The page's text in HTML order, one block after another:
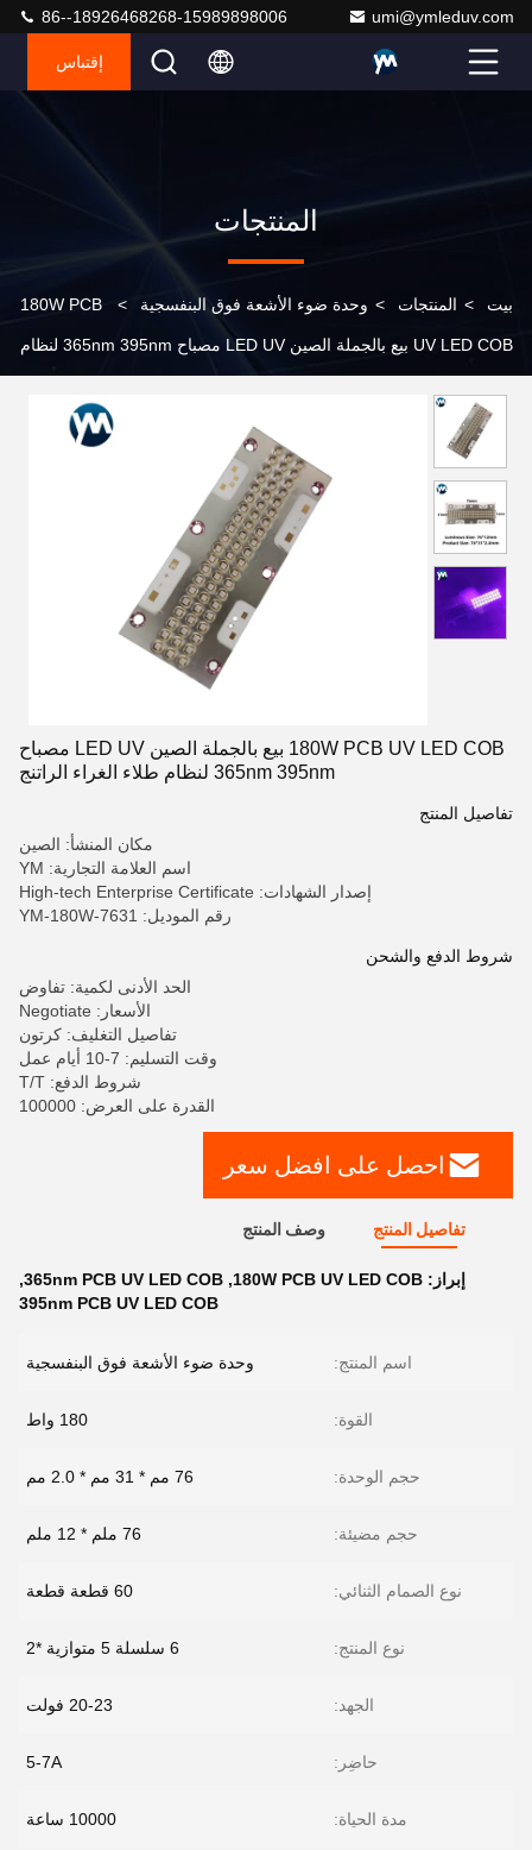
umi@ymleduv.com
86--18926468268-15989898006
إقتباس
المنتجات
بيت > المنتجات > وحدة ضوء الأشعة فوق البنفسجية >
180W PCB
UV LED COB بيع بالجملة الصين LED UV مصباح 365nm 395nm لنظام
180W PCB UV LED COB بيع بالجملة الصين LED UV مصباح
365nm 395nm لنظام طلاء الغراء الراتنج
تفاصيل المنتج
مكان المنشأ: الصين
اسم العلامة التجارية: YM
إصدار الشهادات: High-tech Enterprise Certificate
رقم الموديل: YM-180W-7631
شروط الدفع والشحن
الحد الأدنى لكمية: تفاوض
الأسعار: Negotiate
تفاصيل التغليف: كرتون
وقت التسليم: 7-10 أيام عمل
شروط الدفع: T/T
القدرة على العرض: 100000
احصل على افضل سعر
تفاصيل المنتج وصف المنتج
إبراز: 180W PCB UV LED COB
,
365nm PCB UV LED COB
,
395nm PCB UV LED COB
اسم المنتج: وحدة ضوء الأشعة فوق البنفسجية
القوة: 180 واط
حجم الوحدة: 76 مم * 31 مم * 2.0 مم
حجم مضيئة: 76 ملم * 12 ملم
نوع الصمام الثنائي: 60 قطعة قطعة
نوع المنتج: 6 سلسلة 5 متوازية *2
الجهد: 20-23 فولت
حاضِر: 5-7A
مدة الحياة: 10000 ساعة